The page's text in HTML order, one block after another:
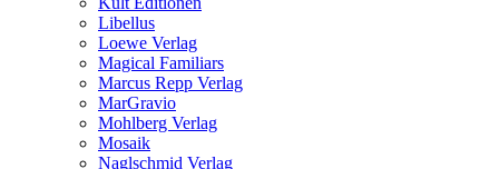
Libellus
Loewe Verlag
Magical Familiars
Marcus Repp Verlag
MarGravio
Mohlberg Verlag
Mosaik
Naglschmid Verlag